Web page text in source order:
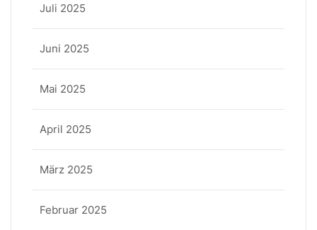
Juli 2025
Juni 2025
Mai 2025
April 2025
März 2025
Februar 2025